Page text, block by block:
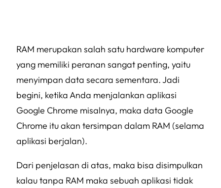
RAM merupakan salah satu hardware komputer
yang memiliki peranan sangat penting, yaitu
menyimpan data secara sementara. Jadi
begini, ketika Anda menjalankan aplikasi
Google Chrome misalnya, maka data Google
Chrome itu akan tersimpan dalam RAM (selama
aplikasi berjalan).
Dari penjelasan di atas, maka bisa disimpulkan
kalau tanpa RAM maka sebuah aplikasi tidak